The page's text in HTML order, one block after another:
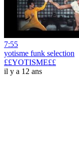
7:55
yotisme funk selection
££YOTISME££
il y a 12 ans